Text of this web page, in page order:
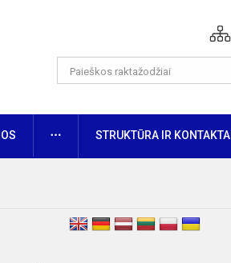
DAUGIAUSTRUKTŪRA IR KONTAKTAI